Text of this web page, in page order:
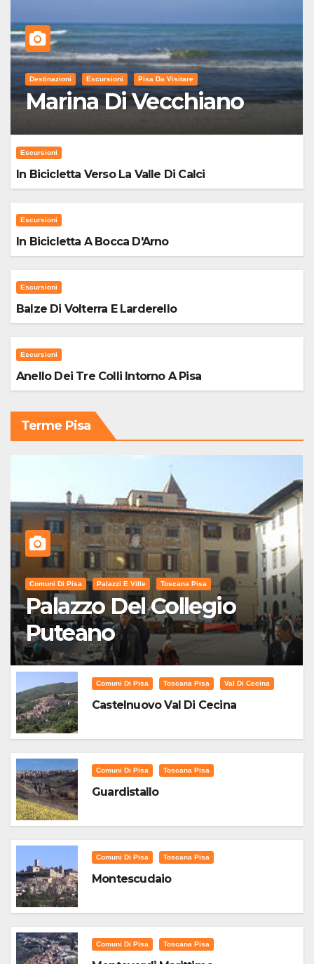
Destinazioni Escursioni Pisa Da Visitare
Marina Di Vecchiano
Escursioni
In Bicicletta Verso La Valle Di Calci
Escursioni
In Bicicletta A Bocca D'Arno
Escursioni
Balze Di Volterra E Larderello
Escursioni
Anello Dei Tre Colli Intorno A Pisa
Terme Pisa
Comuni Di Pisa Palazzi E Ville Toscana Pisa
Palazzo Del Collegio
Puteano
Comuni Di Pisa Toscana Pisa Val Di Cecina
Castelnuovo Val Di Cecina
Comuni Di Pisa Toscana Pisa
Guardistallo
Comuni Di Pisa Toscana Pisa
Montescudaio
Comuni Di Pisa Toscana Pisa